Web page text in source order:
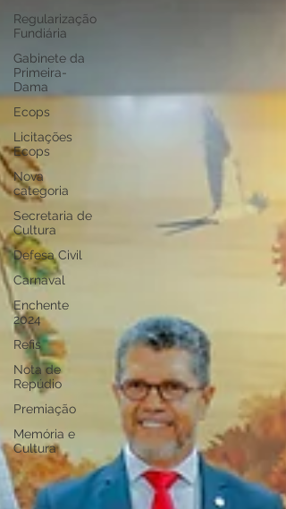
Regularização
Fundiária
Gabinete da
Primeira-
Dama
Ecops
Licitações
Ecops
Nova
categoria
Secretaria de
Cultura
Defesa Civil
Carnaval
Enchente
2024
Refis
Nota de
Repúdio
Premiação
Memória e
Cultura